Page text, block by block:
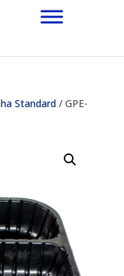
Standard/ GPE-